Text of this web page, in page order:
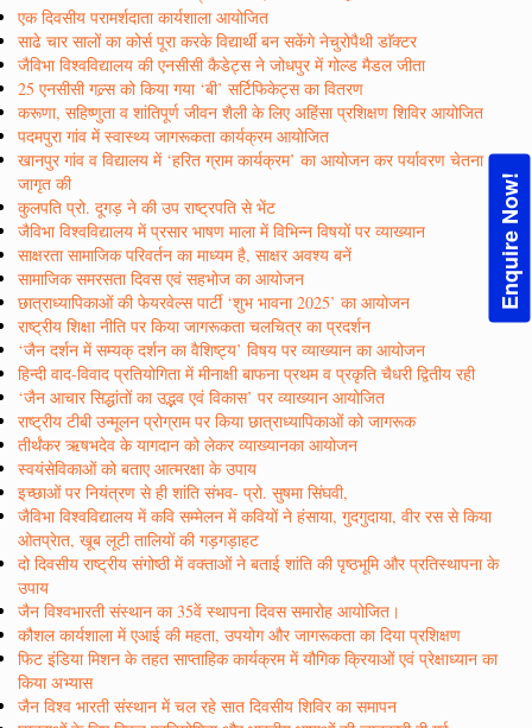
Enquire Now!
एक दिवसीय परामर्शदाता कार्यशाला आयोजित
साढे चार सालों का कोर्स पूरा करके विद्यार्थी बन सकेंगे नेचुरोपैथी डाॅक्टर
जैविभा विश्वविद्यालय की एनसीसी कैडेट्स ने जोधपुर में गोल्ड मैडल जीता
25 एनसीसी गल्र्स को किया गया ‘बी’ सर्टिफिकेट्स का वितरण
करूणा, सहिष्णुता व शांतिपूर्ण जीवन शैली के लिए अहिंसा प्रशिक्षण शिविर आयोजित
पदमपुरा गांव में स्वास्थ्य जागरूकता कार्यक्रम आयोजित
खानपुर गांव व विद्यालय में ‘हरित ग्राम कार्यक्रम’ का आयोजन कर पर्यावरण चेतना
जागृत की
कुलपति प्रो. दूगड़ ने की उप राष्ट्रपति से भेंट
जैविभा विश्वविद्यालय में प्रसार भाषण माला में विभिन्न विषयों पर व्याख्यान
साक्षरता सामाजिक परिवर्तन का माध्यम है, साक्षर अवश्य बनें
सामाजिक समरसता दिवस एवं सहभोज का आयोजन
छात्राध्यापिकाओं की फेयरवेल्स पार्टी ‘शुभ भावना 2025’ का आयोजन
राष्ट्रीय शिक्षा नीति पर किया जागरूकता चलचित्र का प्रदर्शन
‘जैन दर्शन में सम्यक् दर्शन का वैशिष्ट्य’ विषय पर व्याख्यान का आयोजन
हिन्दी वाद-विवाद प्रतियोगिता में मीनाक्षी बाफना प्रथम व प्रकृति चैधरी द्वितीय रही
‘जैन आचार सिद्धांतों का उद्भव एवं विकास’ पर व्याख्यान आयोजित
राष्ट्रीय टीबी उन्मूलन प्रोग्राम पर किया छात्राध्यापिकाओं को जागरूक
तीर्थंकर ऋषभदेव के यागदान को लेकर व्याख्यानका आयोजन
स्वयंसेविकाओं को बताए आत्मरक्षा के उपाय
इच्छाओं पर नियंत्रण से ही शांति संभव- प्रो. सुषमा सिंघवी,
जैविभा विश्वविद्यालय में कवि सम्मेलन में कवियों ने हंसाया, गुदगुदाया, वीर रस से किया
ओतप्रेात, खूब लूटी तालियों की गड़गड़ाहट
दो दिवसीय राष्ट्रीय संगोष्ठी में वक्ताओं ने बताई शांति की पृष्ठभूमि और प्रतिस्थापना के
उपाय
जैन विश्वभारती संस्थान का 35वें स्थापना दिवस समारोह आयोजित।
कौशल कार्यशाला में एआई की महता, उपयोग और जागरूकता का दिया प्रशिक्षण
फिट इंडिया मिशन के तहत साप्ताहिक कार्यक्रम में यौगिक क्रियाओं एवं प्रेक्षाध्यान का
किया अभ्यास
जैन विश्व भारती संस्थान में चल रहे सात दिवसीय शिविर का समापन